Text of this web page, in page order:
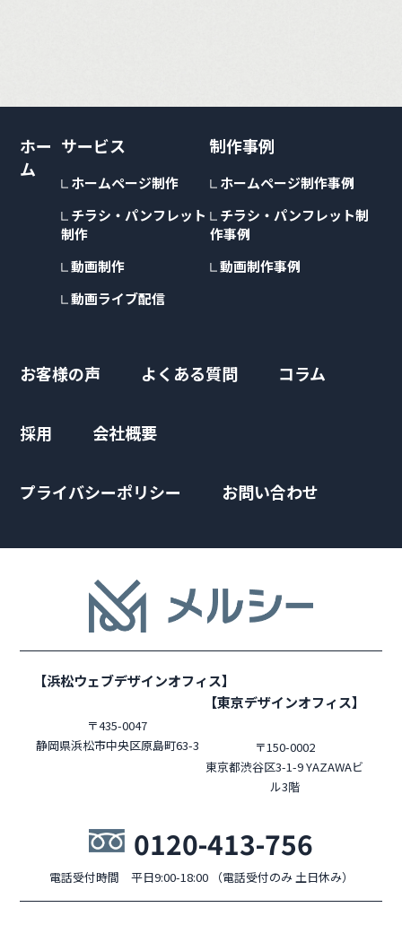
ホー
ム
サービス
ホームページ制作
チラシ・パンフレット
制作
動画制作
動画ライブ配信
制作事例
ホームページ制作事例
チラシ・パンフレット制
作事例
動画制作事例
お客様の声 よくある質問 コラム
採用 会社概要
プライバシーポリシー お問い合わせ
【浜松ウェブデザインオフィス】
〒435-0047
静岡県浜松市中央区原島町63-3
【東京デザインオフィス】
〒150-0002
東京都渋谷区3-1-9 YAZAWAビ
ル3階
0120-413-756
電話受付時間 平日9:00-18:00 （電話受付のみ 土日休み）